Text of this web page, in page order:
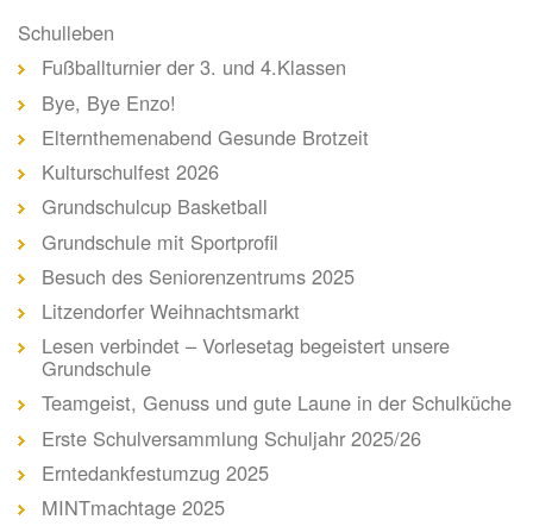
Schulleben
Fußballturnier der 3. und 4.Klassen
Bye, Bye Enzo!
Elternthemenabend Gesunde Brotzeit
Kulturschulfest 2026
Grundschulcup Basketball
Grundschule mit Sportprofil
Besuch des Seniorenzentrums 2025
Litzendorfer Weihnachtsmarkt
Lesen verbindet – Vorlesetag begeistert unsere
Grundschule
Teamgeist, Genuss und gute Laune in der Schulküche
Erste Schulversammlung Schuljahr 2025/26
Erntedankfestumzug 2025
MINTmachtage 2025